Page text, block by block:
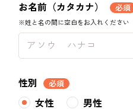
お名前（カタカナ） 必須
※姓と名の間に空白をお入れください
性別 必須
女性 男性